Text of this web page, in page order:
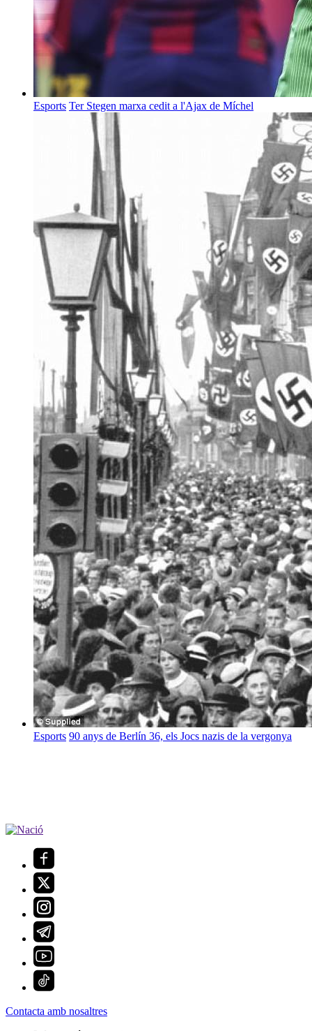
Esports Ter Stegen marxa cedit a l'Ajax de Míchel
Esports 90 anys de Berlín 36, els Jocs nazis de la vergonya
Contacta amb nosaltres